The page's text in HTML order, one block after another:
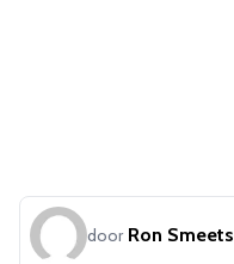
door Ron Smeets